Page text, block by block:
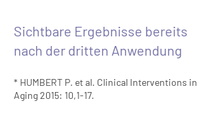
Sichtbare Ergebnisse bereits
nach der dritten Anwendung
* HUMBERT P. et al. Clinical Interventions in
Aging 2015: 10,1-17.